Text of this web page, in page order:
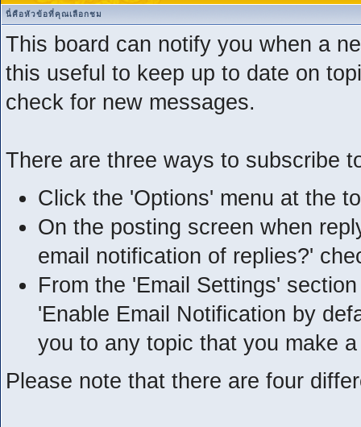
นี่คือหัวข้อที่คุณเลือกชม
This board can notify you when a
this useful to keep up to date on
check for new messages.
There are three ways to subscribe
Click the 'Options' menu at the
On the posting screen when
email notification of replies?'
From the 'Email Settings'
'Enable Email Notification by
you to any topic that you make
Please note that there are four